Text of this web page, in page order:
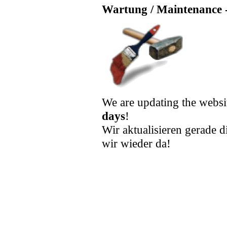
Wartung / Maintenance
We are updating the
days!
Wir aktualisieren gerade
wir wieder da!